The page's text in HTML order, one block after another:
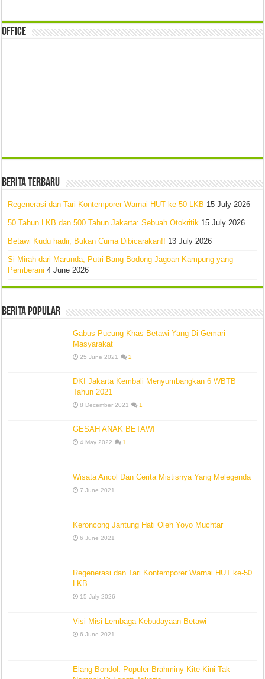
Office
Berita Terbaru
Regenerasi dan Tari Kontemporer Warnai HUT ke-50 LKB 15 July 2026
50 Tahun LKB dan 500 Tahun Jakarta: Sebuah Otokritik 15 July 2026
Betawi Kudu hadir, Bukan Cuma Dibicarakan!! 13 July 2026
Si Mirah dari Marunda, Putri Bang Bodong Jagoan Kampung yang
Pemberani 4 June 2026
Berita Popular
Gabus Pucung Khas Betawi Yang Di Gemari
Masyarakat
25 June 2021 2
DKI Jakarta Kembali Menyumbangkan 6 WBTB
Tahun 2021
8 December 2021 1
GESAH ANAK BETAWI
4 May 2022 1
Wisata Ancol Dan Cerita Mistisnya Yang Melegenda
7 June 2021
Keroncong Jantung Hati Oleh Yoyo Muchtar
6 June 2021
Regenerasi dan Tari Kontemporer Warnai HUT ke-50
LKB
15 July 2026
Visi Misi Lembaga Kebudayaan Betawi
6 June 2021
Elang Bondol: Populer Brahminy Kite Kini Tak